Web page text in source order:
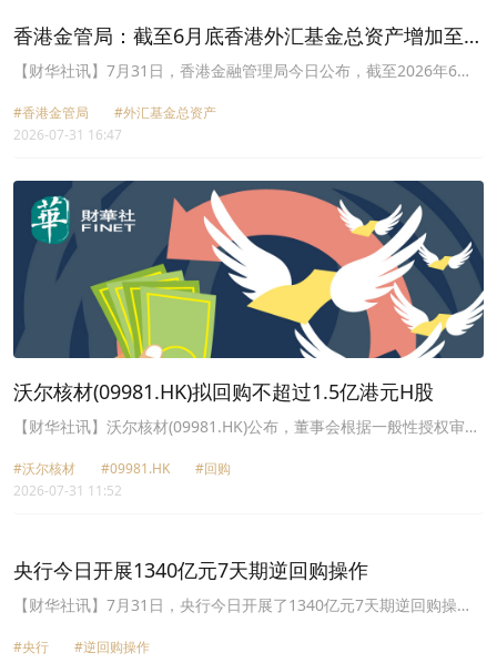
香港金管局：截至6月底香港外汇基金总资产增加至
44636亿港元
【财华社讯】7月31日，香港金融管理局今日公布，截至2026年6月
港元，其中港元资产增加847亿港元，外币资产则减少118亿港元。
港元资产增加，主要是因为获认购而未交收的外汇基金票据及债券的
币资产减少，主要是因为提取财政储备存款，但有关减幅因未完成的
回购协议增加及来自投资的利息收入而被部分抵销。货币发行局帐目
显示，2026年6月底的货币基础为20,750亿港元，较2026年5月底增
长28亿港元，增幅为0.1%。货币基础增长，主要是由于已发行外汇
基金票据及债券的折价摊销及未偿还外汇基金票据及债券的市值增
加。2026年6月底的支持资产总额增加68亿港元至23,206亿港元，增
幅为0.3%。支持资产增加，主要是因为来自投资的利息收入，但有关
增幅因投资按市价重估而被部分抵销。支持比率由2026年5月底的
111.66%，上升至2026年6月底的111.84%。
#香港金管局
#外汇基金总资产
2026-07-31 16:47
沃尔核材(09981.HK)拟回购不超过1.5亿港元H股
【财华社讯】沃尔核材(09981.HK)公布，董事会根据一般性授权审议
超过公司于一般性授权获通过之日的已发行H股总股份(不包括H股库
存股)的10%的H股回购方案。公司拟将所回购股份进行注销以减少注
#沃尔核材 #09981.HK
#回购
2026-07-31 11:52
央行今日开展1340亿元7天期逆回购操作
【财华社讯】7月31日，央行今日开展了1340亿元7天期逆回购操
#央行
#逆回购操作